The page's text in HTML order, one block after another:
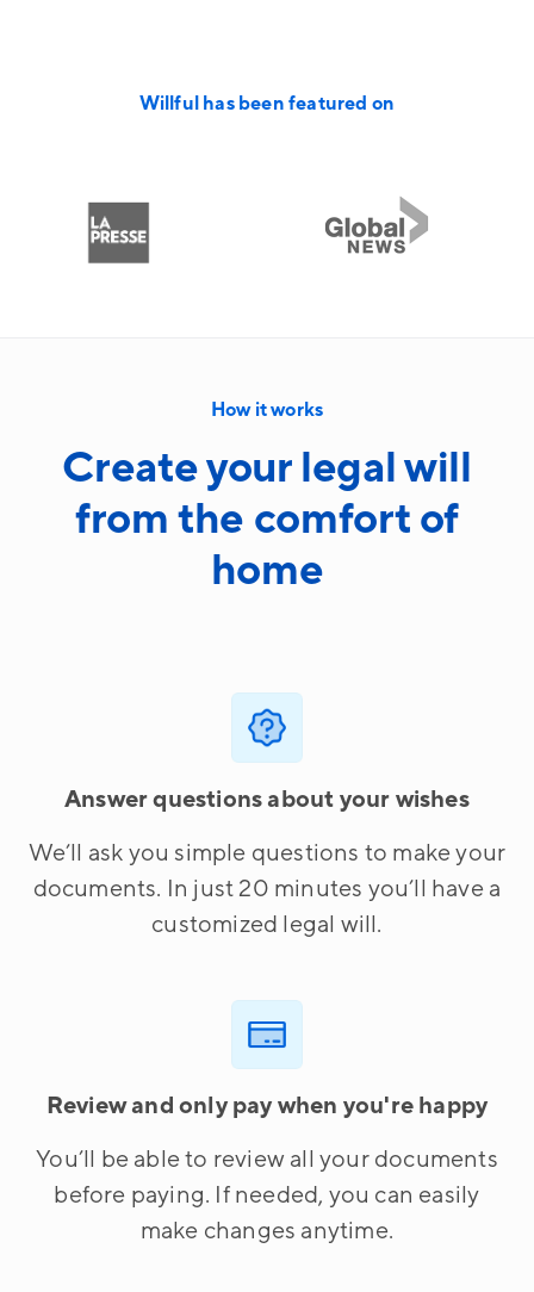
Willful has been featured on
How it works
Create your legal will
from the comfort of
home
Answer questions about your wishes
We’ll ask you simple questions to make your
documents. In just 20 minutes you’ll have a
customized legal will.
Review and only pay when you're happy
You’ll be able to review all your documents
before paying. If needed, you can easily
make changes anytime.